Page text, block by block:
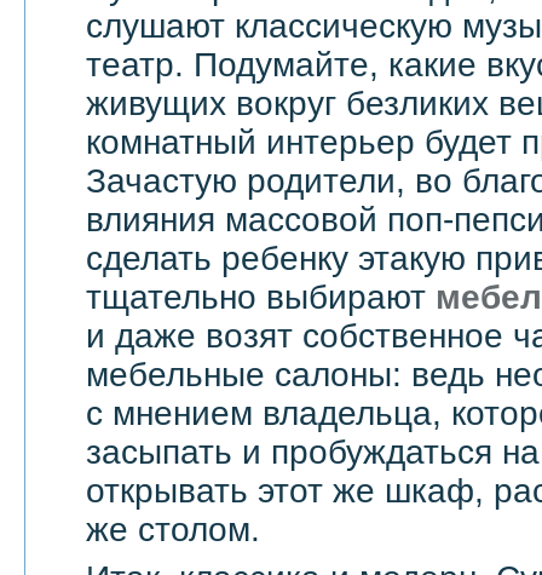
слушают классическую
театр. Подумайте, какие
живущих вокруг безликих
комнатный интерьер будет
Зачастую родители, во
влияния массовой поп-
сделать ребенку этакую
тщательно выбирают
и даже возят собственное
мебельные салоны: ведь
с мнением владельца,
засыпать и пробуждаться
открывать этот же шкаф,
же столом.